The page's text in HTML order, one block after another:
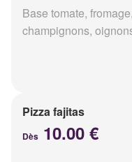
Base tomate,
champignons,
Pizza fajitas
Dès 10.00 €